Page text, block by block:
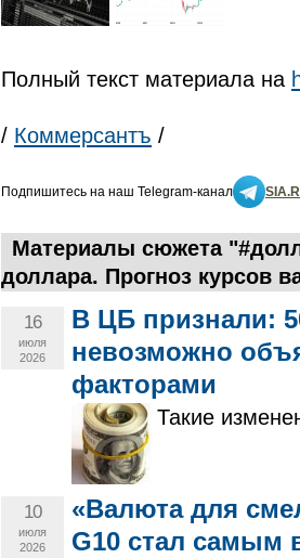
Полный текст материала на
/ Коммерсантъ /
Подпишитесь на наш Telegram-канал
Материалы сюжета
доллара. Прогноз курсов
16
июля
2026
В ЦБ признали:
невозможно
факторами
Такие
10
июля
2026
«Валюта для
G10 стал самым